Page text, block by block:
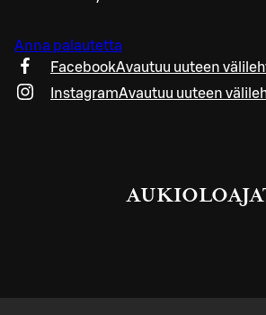
Anna palautetta
FacebookAvautuu uuteen
InstagramAvautuu uuteen